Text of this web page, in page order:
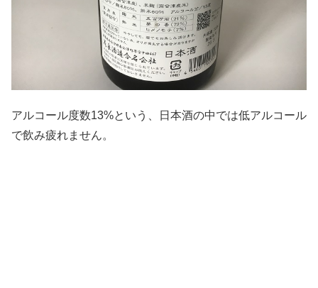
アルコール度数13%という、日本酒の中では低アルコール
で飲み疲れません。